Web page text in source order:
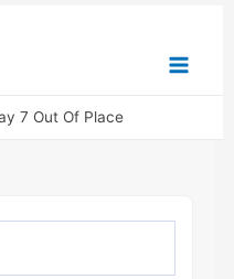
Menu
7 Out Of Place